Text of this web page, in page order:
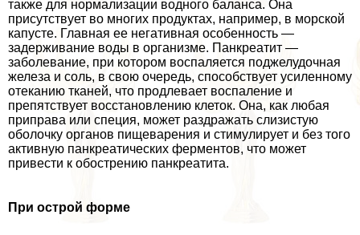
также для нормализации водного баланса. Она
присутствует во многих продуктах, например, в морской
капусте. Главная ее негативная особенность —
задерживание воды в организме. Панкреатит —
заболевание, при котором воспаляется поджелудочная
железа и соль, в свою очередь, способствует усиленному
отеканию тканей, что продлевает воспаление и
препятствует восстановлению клеток. Она, как любая
приправа или специя, может раздражать слизистую
оболочку органов пищеварения и стимулирует и без того
активную панкреатических ферментов, что может
привести к обострению панкреатита.
При острой форме